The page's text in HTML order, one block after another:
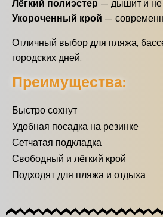
Лёгкий полиэстер — дышит и не
Укороченный крой —
Отличный выбор для пляжа,
городских дней.
Преимущества:
Быстро сохнут
Удобная посадка на резинке
Сетчатая подкладка
Свободный и лёгкий крой
Подходят для пляжа и отдыха